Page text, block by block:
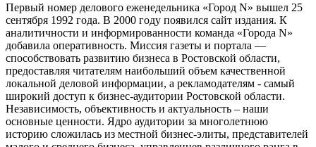
Первый номер делового еженедельника «Город N» вышел 25
сентября 1992 года. В 2000 году появился сайт издания. К
аналитичности и информированности команда «Города N»
добавила оперативность. Миссия газеты и портала —
способствовать развитию бизнеса в Ростовской области,
предоставляя читателям наибольший объем качественной
локальной деловой информации, а рекламодателям - самый
широкий доступ к бизнес-аудитории Ростовской области.
Независимость, объективность и актуальность – наши
основные ценности. Ядро аудитории за многолетнюю
историю сложилась из местной бизнес-элиты, представителей